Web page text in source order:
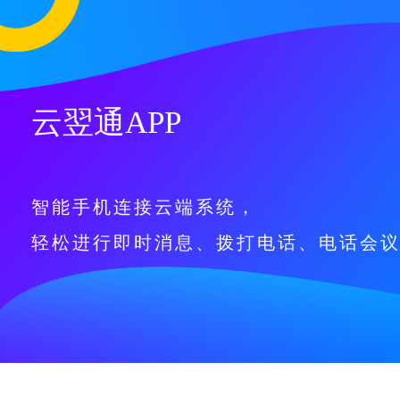
云翌通APP
智能手机连接云端系统，
轻松进行即时消息、拨打电话、电话会